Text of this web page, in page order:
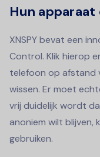
Hun
XNSPY bevat een
Control. Klik hierop
telefoon op afstand
wissen. Er moet
vrij duidelijk wordt
anoniem wilt
gebruiken.